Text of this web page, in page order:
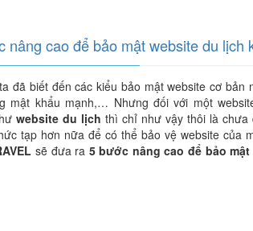
nâng cao để bảo mật website du lịch
đã biết đến các kiểu bảo mật website cơ bản
mật khẩu mạnh,… Nhưng đối với một
website du lịch thì chỉ như vậy thôi là
tạp hơn nữa để có thể bảo vệ website của
sẽ đưa ra 5 bước nâng cao để bảo